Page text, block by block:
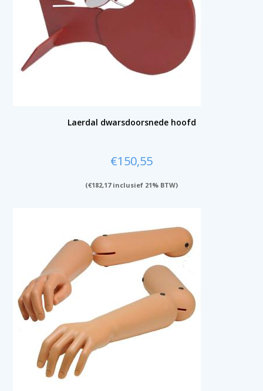
Laerdal dwarsdoorsnede hoofd
€150,55
(€182,17inclusief 21% BTW)